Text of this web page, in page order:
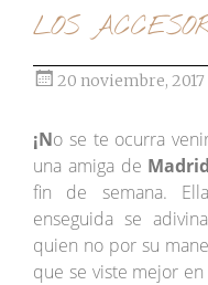
LOS
20 noviembre, 2017
¡No se te ocurra
una amiga de Madrid
fin de semana.
enseguida se
quien no por su
que se viste mejor